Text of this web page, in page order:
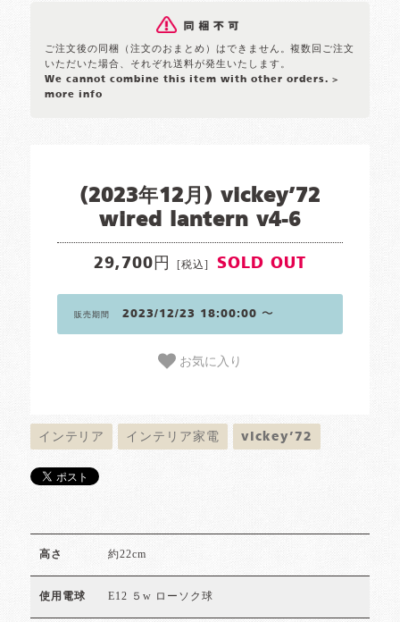
ご注文後の同梱（注文のおまとめ）はできません。複数回ご注文
いただいた場合、それぞれ送料が発生いたします。
We cannot combine this item with other orders. >
more info
(2023年12月) vickey’72
wired lantern v4-6
29,700円 [税込] SOLD OUT
販売期間 2023/12/23 18:00:00 〜
お気に入り
インテリア インテリア家電 vickey’72
高さ 約22cm
使用電球 E12 ５w ローソク球